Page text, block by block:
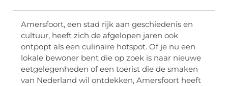
Amersfoort, een stad rijk aan geschiedenis en
cultuur, heeft zich de afgelopen jaren ook
ontpopt als een culinaire hotspot. Of je nu een
lokale bewoner bent die op zoek is naar nieuwe
eetgelegenheden of een toerist die de smaken
van Nederland wil ontdekken, Amersfoort heeft